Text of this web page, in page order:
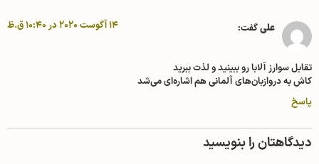
علیگفت: 14 آگوست 2020 در 10:40 ق.ظ
تقابل سوارز آلابا رو ببینید و لذت ببرید
کاش به دروازبان‌های آلمانی هم اشاره‌ای می‌شد
پاسخ
دیدگاهتان را بنویسید